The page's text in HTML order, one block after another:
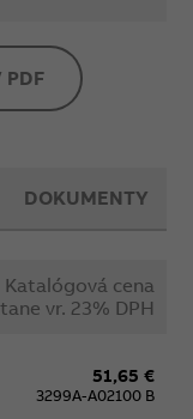
PDF
Katalógová cena
vr. 23% DPH
51,65 €
3299A-A02100 B
DOKUMENTY